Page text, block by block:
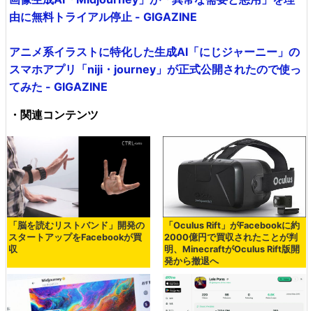
由に無料トライアル停止 - GIGAZINE
アニメ系イラストに特化した生成AI「にじジャーニー」の
スマホアプリ「niji・journey」が正式公開されたので使っ
てみた - GIGAZINE
・関連コンテンツ
「脳を読むリストバンド」開発の
スタートアップをFacebookが買
収
「Oculus Rift」がFacebookに約
2000億円で買収されたことが判
明、MinecraftがOculus Rift版開
発から撤退へ